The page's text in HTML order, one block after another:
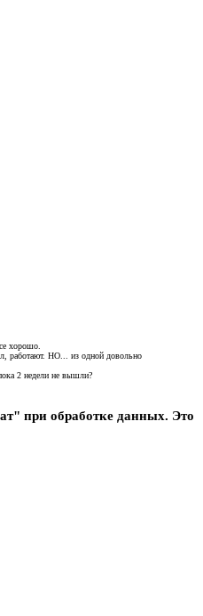
хорошо.
работают. НО... из одной довольно
2 недели не вышли?
при обработке данных. Это